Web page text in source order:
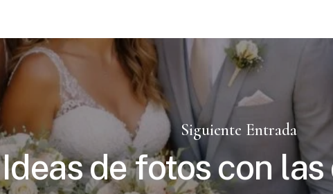
Siguiente Entrada
Ideas de fotos con